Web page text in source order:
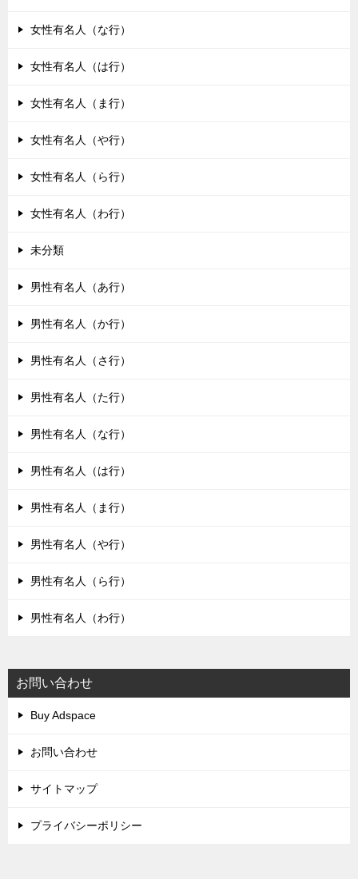
女性有名人（な行）
女性有名人（は行）
女性有名人（ま行）
女性有名人（や行）
女性有名人（ら行）
女性有名人（わ行）
未分類
男性有名人（あ行）
男性有名人（か行）
男性有名人（さ行）
男性有名人（た行）
男性有名人（な行）
男性有名人（は行）
男性有名人（ま行）
男性有名人（や行）
男性有名人（ら行）
男性有名人（わ行）
お問い合わせ
Buy Adspace
お問い合わせ
サイトマップ
プライバシーポリシー